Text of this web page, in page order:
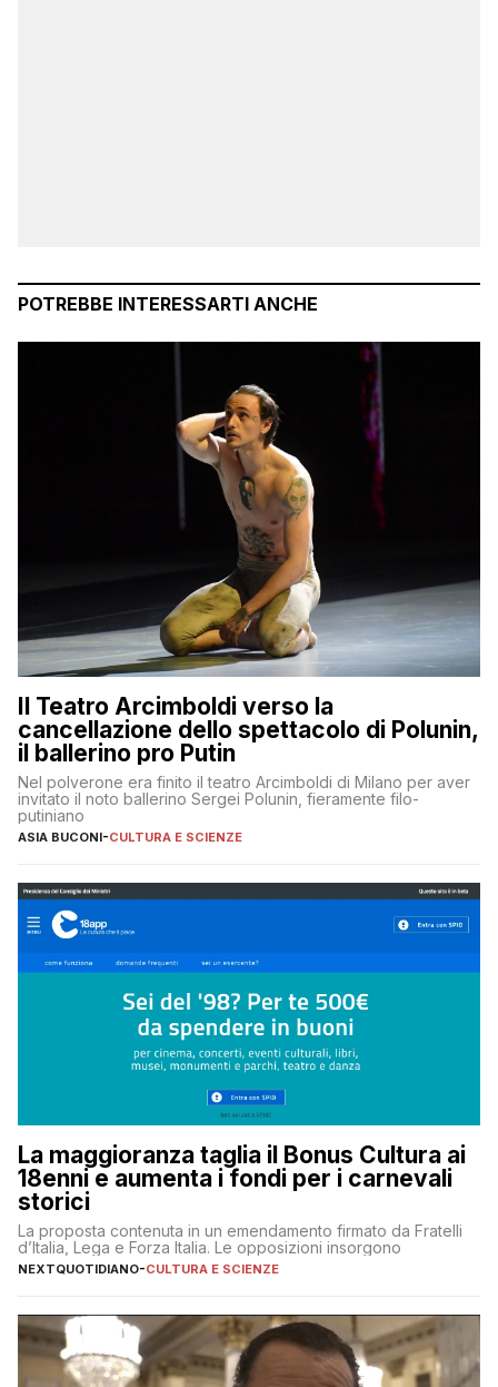
POTREBBE INTERESSARTI ANCHE
Il Teatro Arcimboldi verso la
cancellazione dello spettacolo di Polunin,
il ballerino pro Putin
Nel polverone era finito il teatro Arcimboldi di Milano per aver
invitato il noto ballerino Sergei Polunin, fieramente filo-
putiniano
ASIA BUCONI-CULTURA E SCIENZE
La maggioranza taglia il Bonus Cultura ai
18enni e aumenta i fondi per i carnevali
storici
La proposta contenuta in un emendamento firmato da Fratelli
d’Italia, Lega e Forza Italia. Le opposizioni insorgono
NEXTQUOTIDIANO-CULTURA E SCIENZE